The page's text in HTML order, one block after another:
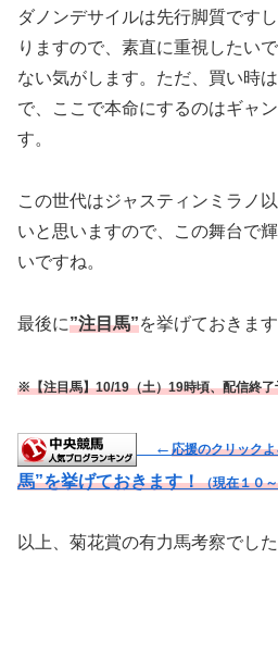
ダノンデサイルは先行脚質です
りますので、素直に重視したい
ない気がします。ただ、買い時
で、ここで本命にするのはギャ
す。
この世代はジャスティンミラノ
いと思いますので、この舞台で
いですね。
最後に”注目馬”を挙げておきます
※【注目馬】10/19（土）19時頃、配信終了
← 応援のクリック
馬”を挙げておきます！（現在１０
以上、菊花賞の有力馬考察でした